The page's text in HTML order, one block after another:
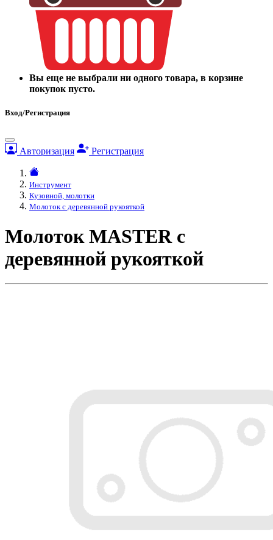
Вы еще не выбрали ни одного товара, в корзине
покупок пусто.
Вход/Регистрация
Авторизация Регистрация
Инструмент
Кузовной, молотки
Молоток с деревянной рукояткой
Молоток MASTER с
деревянной рукояткой